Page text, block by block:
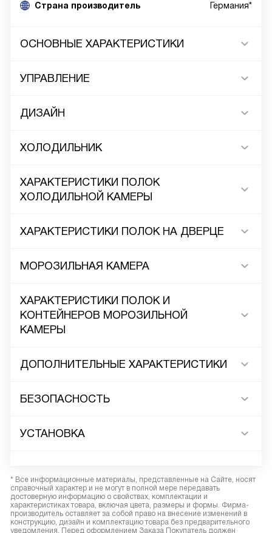
Cтрана производитель Германия*
ОСНОВНЫЕ ХАРАКТЕРИСТИКИ
УПРАВЛЕНИЕ
ДИЗАЙН
ХОЛОДИЛЬНИК
ХАРАКТЕРИСТИКИ ПОЛОК
ХОЛОДИЛЬНОЙ КАМЕРЫ
ХАРАКТЕРИСТИКИ ПОЛОК НА ДВЕРЦЕ
МОРОЗИЛЬНАЯ КАМЕРА
ХАРАКТЕРИСТИКИ ПОЛОК И
КОНТЕЙНЕРОВ МОРОЗИЛЬНОЙ
КАМЕРЫ
ДОПОЛНИТЕЛЬНЫЕ ХАРАКТЕРИСТИКИ
БЕЗОПАСНОСТЬ
УСТАНОВКА
* Все информационные материалы, представленные на Сайте, носят
справочный характер и не могут в полной мере передавать
достоверную информацию о свойствах, комплектации и
характеристиках товара, включая цвета, размеры и формы. Фирма-
производитель оставляет за собой право на внесение изменений в
конструкцию, дизайн и комплектацию товара без предварительного
уведомления. Перед оформлением Заказа Покупатель должен